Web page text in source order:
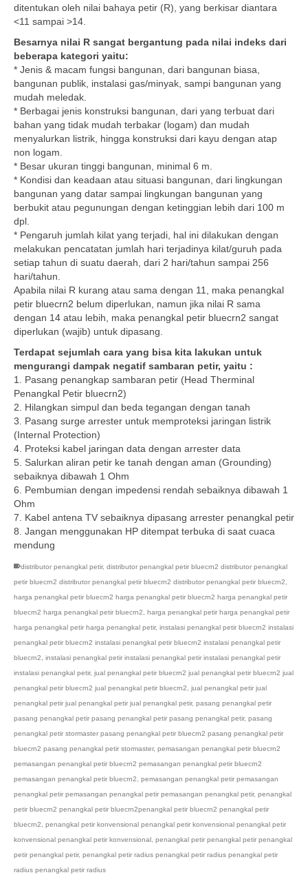
ditentukan oleh nilai bahaya petir (R), yang berkisar diantara
<11 sampai >14.
Besarnya nilai R sangat bergantung pada nilai indeks dari
beberapa kategori yaitu:
* Jenis & macam fungsi bangunan, dari bangunan biasa,
bangunan publik, instalasi gas/minyak, sampi bangunan yang
mudah meledak.
* Berbagai jenis konstruksi bangunan, dari yang terbuat dari
bahan yang tidak mudah terbakar (logam) dan mudah
menyalurkan listrik, hingga konstruksi dari kayu dengan atap
non logam.
* Besar ukuran tinggi bangunan, minimal 6 m.
* Kondisi dan keadaan atau situasi bangunan, dari lingkungan
bangunan yang datar sampai lingkungan bangunan yang
berbukit atau pegunungan dengan ketinggian lebih dari 100 m
dpl.
* Pengaruh jumlah kilat yang terjadi, hal ini dilakukan dengan
melakukan pencatatan jumlah hari terjadinya kilat/guruh pada
setiap tahun di suatu daerah, dari 2 hari/tahun sampai 256
hari/tahun.
Apabila nilai R kurang atau sama dengan 11, maka penangkal
petir bluecrn2 belum diperlukan, namun jika nilai R sama
dengan 14 atau lebih, maka penangkal petir bluecrn2 sangat
diperlukan (wajib) untuk dipasang.
Terdapat sejumlah cara yang bisa kita lakukan untuk
mengurangi dampak negatif sambaran petir, yaitu :
1. Pasang penangkap sambaran petir (Head Therminal
Penangkal Petir bluecrn2)
2. Hilangkan simpul dan beda tegangan dengan tanah
3. Pasang surge arrester untuk memproteksi jaringan listrik
(Internal Protection)
4. Proteksi kabel jaringan data dengan arrester data
5. Salurkan aliran petir ke tanah dengan aman (Grounding)
sebaiknya dibawah 1 Ohm
6. Pembumian dengan impedensi rendah sebaiknya dibawah 1
Ohm
7. Kabel antena TV sebaiknya dipasang arrester penangkal petir
8. Jangan menggunakan HP ditempat terbuka di saat cuaca
mendung
distributor penangkal petir, distributor penangkal petir bluecrn2 distributor penangkal
petir bluecrn2 distributor penangkal petir bluecrn2 distributor penangkal petir bluecrn2
harga penangkal petir bluecrn2 harga penangkal petir bluecrn2 harga penangkal petir
bluecrn2 harga penangkal petir bluecrn2
harga penangkal petir harga penangkal petir
harga penangkal petir harga penangkal petir, instalasi penangkal petir bluecrn2 instalasi
penangkal petir bluecrn2 instalasi penangkal petir bluecrn2 instalasi penangkal petir
bluecrn2
instalasi penangkal petir instalasi penangkal petir instalasi penangkal petir
instalasi penangkal petir, jual penangkal petir bluecrn2 jual penangkal petir bluecrn2 jual
penangkal petir bluecrn2 jual penangkal petir bluecrn2
jual penangkal petir jual
penangkal petir jual penangkal petir jual penangkal petir, pasang penangkal petir
pasang penangkal petir pasang penangkal petir pasang penangkal petir, pasang
penangkal petir stormaster pasang penangkal petir bluecrn2 pasang penangkal petir
bluecrn2 pasang penangkal petir stormaster, pemasangan penangkal petir bluecrn2
pemasangan penangkal petir bluecrn2 pemasangan penangkal petir bluecrn2
pemasangan penangkal petir bluecrn2
pemasangan penangkal petir pemasangan
penangkal petir pemasangan penangkal petir pemasangan penangkal petir, penangkal
petir bluecrn2 penangkal petir bluecrn2penangkal petir bluecrn2 penangkal petir
bluecrn2
penangkal petir konvensional penangkal petir konvensional penangkal petir
konvensional penangkal petir konvensional penangkal petir penangkal petir penangkal
petir penangkal petir, penangkal petir radius penangkal petir radius penangkal petir
radius penangkal petir radius